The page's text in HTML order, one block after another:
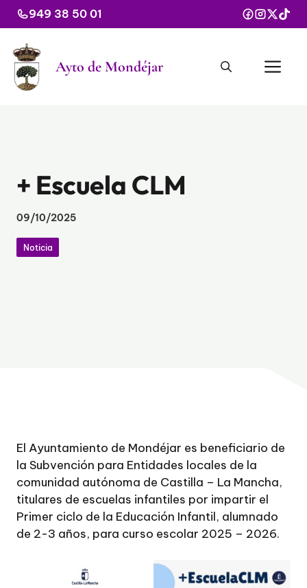
Saltar
al
contenido
949 38 50 01
Ayto de Mondéjar
+ Escuela CLM
09/10/2025
Noticia
El Ayuntamiento de Mondéjar es beneficiario de
la Subvención para Entidades locales de la
comunidad autónoma de Castilla – La Mancha,
titulares de escuelas infantiles por impartir el
Primer ciclo de la Educación Infantil, alumnado
de 2-3 años, para curso escolar 2025 – 2026.